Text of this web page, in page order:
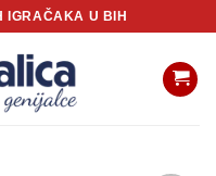
IGRAČAKA U BIH